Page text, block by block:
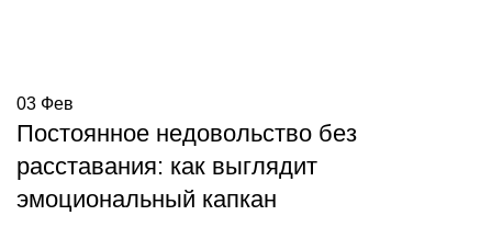
03 Фев
Постоянное недовольство без
расставания: как выглядит
эмоциональный капкан